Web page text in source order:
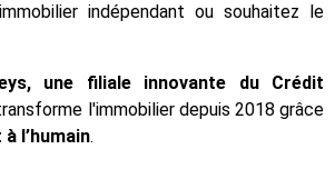
indépendant ou souhaitez le
une filiale innovante du Crédit
l'immobilier depuis 2018 grâce
l’humain.